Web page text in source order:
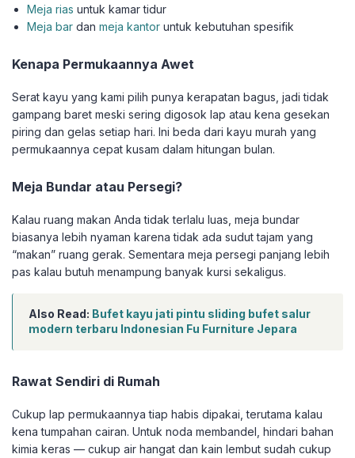
Meja rias untuk kamar tidur
Meja bar danmeja kantor untuk kebutuhan spesifik
Kenapa Permukaannya Awet
Serat kayu yang kami pilih punya kerapatan bagus, jadi tidak
gampang baret meski sering digosok lap atau kena gesekan
piring dan gelas setiap hari. Ini beda dari kayu murah yang
permukaannya cepat kusam dalam hitungan bulan.
Meja Bundar atau Persegi?
Kalau ruang makan Anda tidak terlalu luas, meja bundar
biasanya lebih nyaman karena tidak ada sudut tajam yang
“makan” ruang gerak. Sementara meja persegi panjang lebih
pas kalau butuh menampung banyak kursi sekaligus.
Also Read: Bufet kayu jati pintu sliding bufet salur
modern terbaru Indonesian Fu Furniture Jepara
Rawat Sendiri di Rumah
Cukup lap permukaannya tiap habis dipakai, terutama kalau
kena tumpahan cairan. Untuk noda membandel, hindari bahan
kimia keras — cukup air hangat dan kain lembut sudah cukup